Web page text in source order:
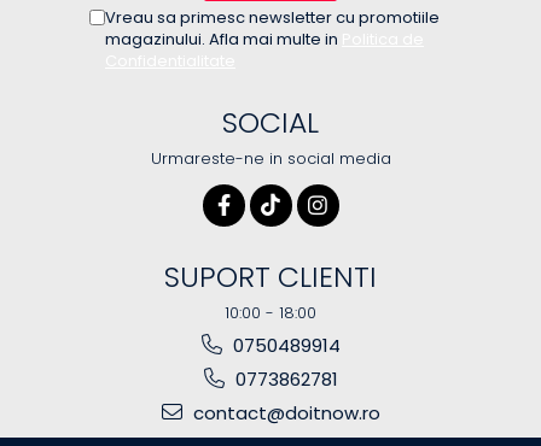
Vreau sa primesc newsletter cu promotiile
magazinului. Afla mai multe in
SOCIAL
Urmareste-ne in social media
SUPORT CLIENTI
10:00 - 18:00
0750489914
0773862781
contact@doitnow.ro